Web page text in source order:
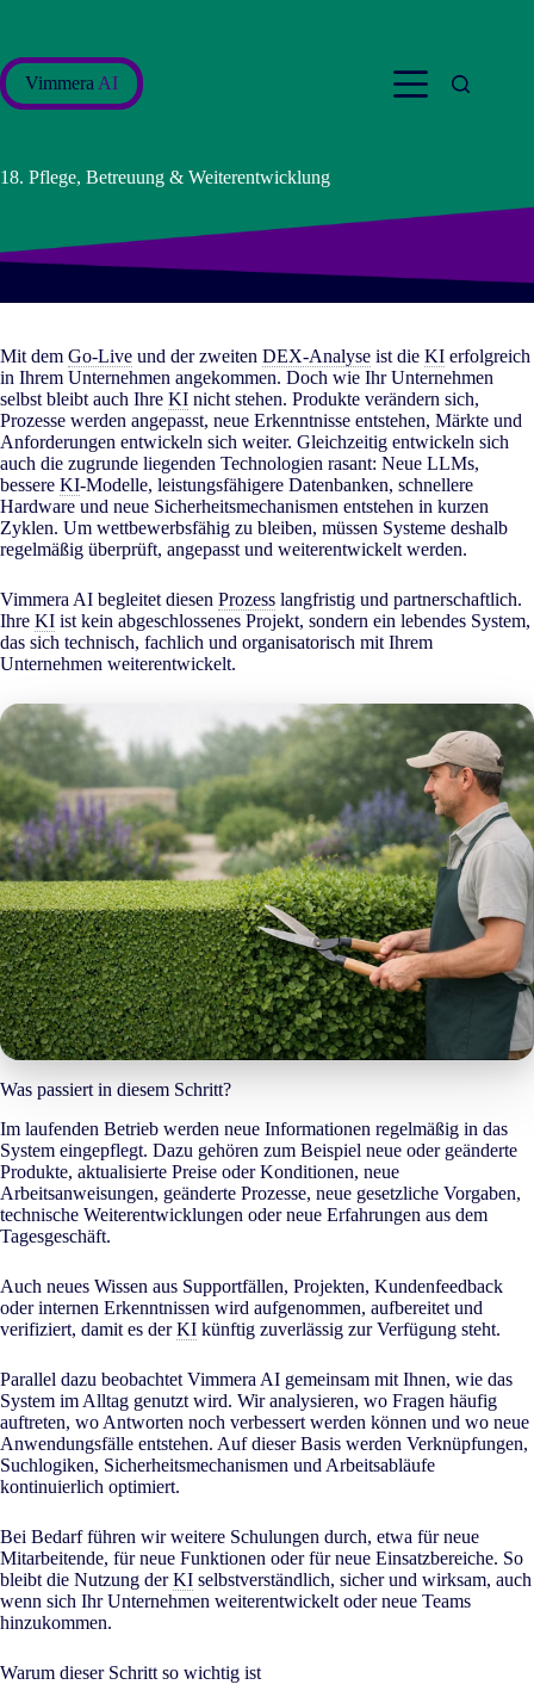
Vimmera AI
18. Pflege, Betreuung & Weiterentwicklung
Mit dem Go-Live und der zweiten DEX-Analyse ist die KI erfolgreich
in Ihrem Unternehmen angekommen. Doch wie Ihr Unternehmen
selbst bleibt auch Ihre KI nicht stehen. Produkte verändern sich,
Prozesse werden angepasst, neue Erkenntnisse entstehen, Märkte und
Anforderungen entwickeln sich weiter. Gleichzeitig entwickeln sich
auch die zugrunde liegenden Technologien rasant: Neue LLMs,
bessere KI-Modelle, leistungsfähigere Datenbanken, schnellere
Hardware und neue Sicherheitsmechanismen entstehen in kurzen
Zyklen. Um wettbewerbsfähig zu bleiben, müssen Systeme deshalb
regelmäßig überprüft, angepasst und weiterentwickelt werden.
Vimmera AI begleitet diesen Prozess langfristig und partnerschaftlich.
Ihre KI ist kein abgeschlossenes Projekt, sondern ein lebendes System,
das sich technisch, fachlich und organisatorisch mit Ihrem
Unternehmen weiterentwickelt.
Was passiert in diesem Schritt?
Im laufenden Betrieb werden neue Informationen regelmäßig in das
System eingepflegt. Dazu gehören zum Beispiel neue oder geänderte
Produkte, aktualisierte Preise oder Konditionen, neue
Arbeitsanweisungen, geänderte Prozesse, neue gesetzliche Vorgaben,
technische Weiterentwicklungen oder neue Erfahrungen aus dem
Tagesgeschäft.
Auch neues Wissen aus Supportfällen, Projekten, Kundenfeedback
oder internen Erkenntnissen wird aufgenommen, aufbereitet und
verifiziert, damit es derKI künftig zuverlässig zur Verfügung steht.
Parallel dazu beobachtet Vimmera AI gemeinsam mit Ihnen, wie das
System im Alltag genutzt wird. Wir analysieren, wo Fragen häufig
auftreten, wo Antworten noch verbessert werden können und wo neue
Anwendungsfälle entstehen. Auf dieser Basis werden Verknüpfungen,
Suchlogiken, Sicherheitsmechanismen und Arbeitsabläufe
kontinuierlich optimiert.
Bei Bedarf führen wir weitere Schulungen durch, etwa für neue
Mitarbeitende, für neue Funktionen oder für neue Einsatzbereiche. So
bleibt die Nutzung derKI selbstverständlich, sicher und wirksam, auch
wenn sich Ihr Unternehmen weiterentwickelt oder neue Teams
hinzukommen.
Warum dieser Schritt so wichtig ist